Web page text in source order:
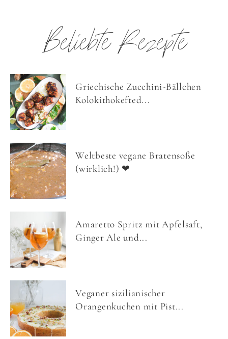
Beliebte Rezepte
Griechische Zucchini-Bällchen
Kolokithokefted...
Weltbeste vegane Bratensoße
(wirklich!) ❤
Amaretto Spritz mit Apfelsaft,
Ginger Ale und...
Veganer sizilianischer
Orangenkuchen mit Pist...